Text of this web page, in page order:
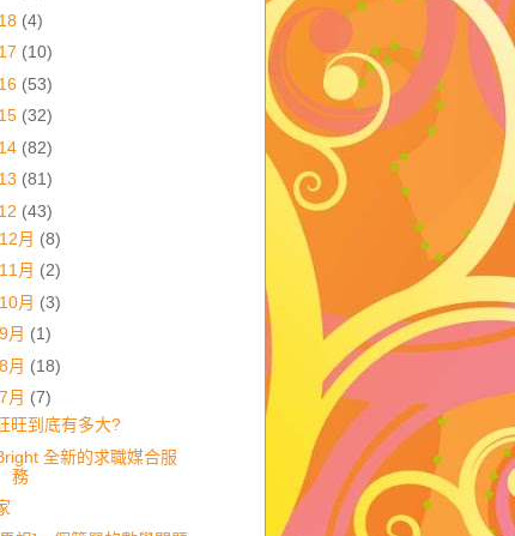
(4)
(10)
(53)
(32)
(82)
(81)
(43)
12月 (8)
11月 (2)
10月 (3)
9月 (1)
8月 (18)
7月 (7)
旺到底有多大?
全新的求職媒合服
務